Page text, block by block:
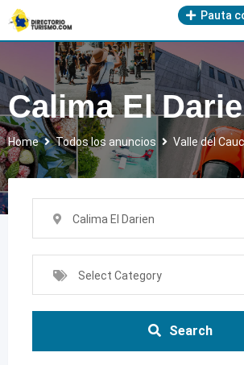
Skip
to
content
Pauta
Calima El
Home Todos los anuncios Valle del
Calima El Darien
Select Category
Search